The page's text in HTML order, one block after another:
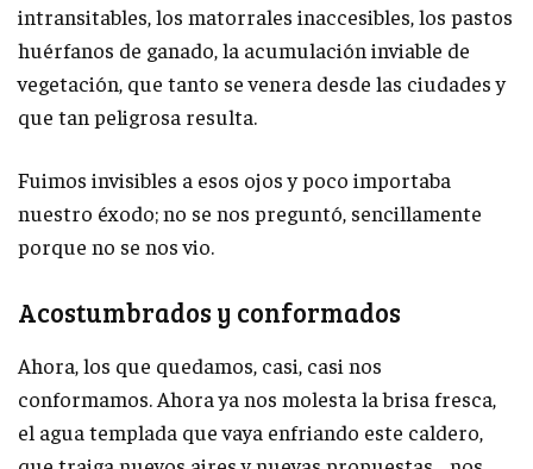
intransitables, los matorrales inaccesibles, los pastos
huérfanos de ganado, la acumulación inviable de
vegetación, que tanto se venera desde las ciudades y
que tan peligrosa resulta.
Fuimos invisibles a esos ojos y poco importaba
nuestro éxodo; no se nos preguntó, sencillamente
porque no se nos vio.
Acostumbrados y conformados
Ahora, los que quedamos, casi, casi nos
conformamos. Ahora ya nos molesta la brisa fresca,
el agua templada que vaya enfriando este caldero,